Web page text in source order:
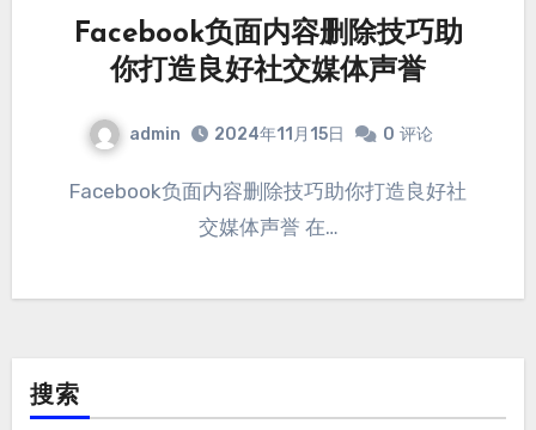
Facebook负面内容删除技巧助
你打造良好社交媒体声誉
admin 2024年11月15日 0 评论
Facebook负面内容删除技巧助你打造良好社
交媒体声誉 在…
搜索